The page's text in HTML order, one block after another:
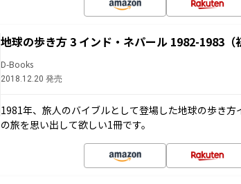
地球の歩き方 3 インド・ネパール 1982-1983（
D-Books
2018.12.20 発売
1981年、旅人のバイブルとして登場した地球の歩き
の旅を思い出して欲しい1冊です。